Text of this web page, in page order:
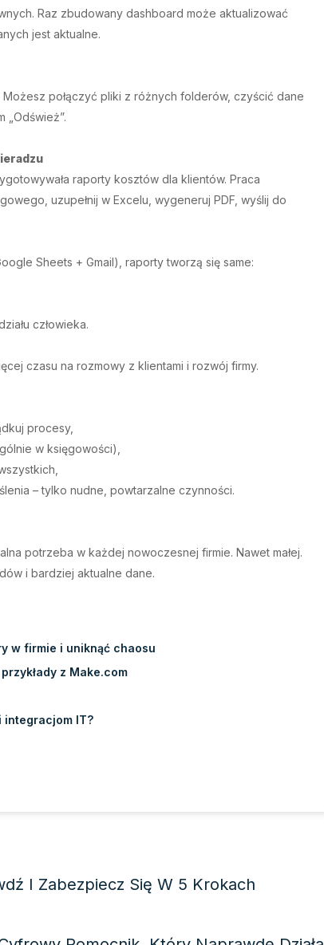
Raz zbudowany dashboard może aktualizować
jest aktualne.
połączyć pliki z różnych folderów, czyścić dane
„Odśwież”.
raporty kosztów dla klientów. Praca
uzupełnij w Excelu, wygeneruj PDF, wyślij do
Sheets + Gmail), raporty tworzą się same:
człowieka.
czasu na rozmowy z klientami i rozwój firmy.
procesy,
w księgowości),
– tylko nudne, powtarzalne czynności.
potrzeba w każdej nowoczesnej firmie. Nawet małej.
i bardziej aktualne dane.
w firmie i uniknąć chaosu
z Make.com
integracjom IT?
I Zabezpiecz Się W 5 Krokach